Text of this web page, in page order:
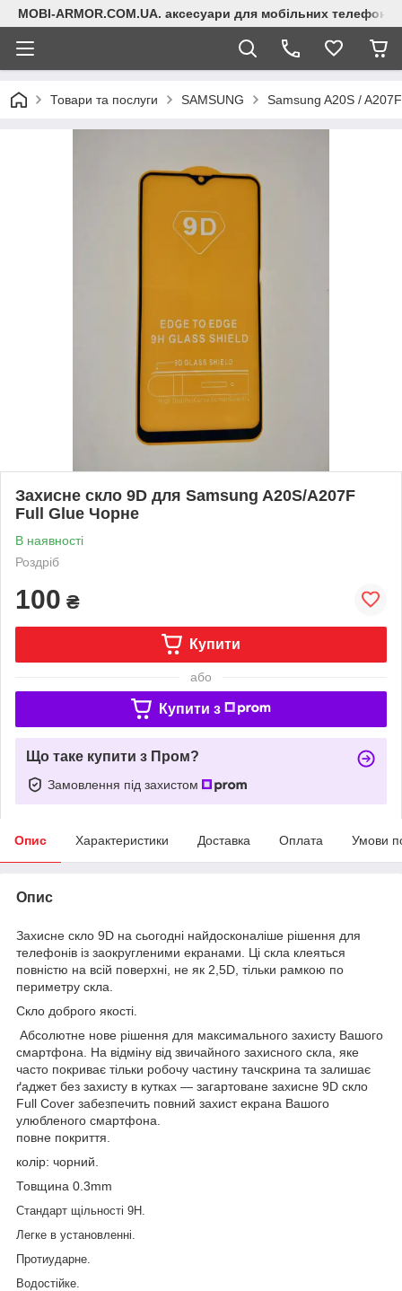
MOBI-ARMOR.COM.UA. аксесуари для мобільних телефонів
Товари та послуги SAMSUNG Samsung A20S / A207F
Захисне скло 9D для Samsung A20S/A207F
Full Glue Чорне
В наявності
Роздріб
100 ₴
Купити
або
Купити з
Що таке купити з Пром?
Замовлення під захистом
Опис Характеристики Доставка Оплата Умови
Опис
Захисне скло 9D на сьогодні найдосконаліше рішення для
телефонів із заокругленими екранами. Ці скла клеяться
повністю на всій поверхні, не як 2,5D, тільки рамкою по
периметру скла.
Скло доброго якості.
Абсолютне нове рішення для максимального захисту Вашого
смартфона. На відміну від звичайного захисного скла, яке
часто покриває тільки робочу частину тачскрина та залишає
ґаджет без захисту в кутках — загартоване захисне 9D скло
Full Cover забезпечить повний захист екрана Вашого
улюбленого смартфона.
повне покриття.
колір: чорний.
Товщина 0.3mm
Стандарт щільності 9Н.
Легке в установленні.
Протиударне.
Водостійке.